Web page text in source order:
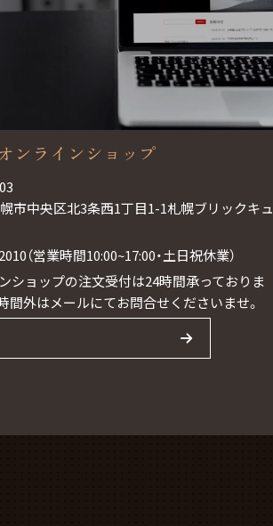
ンラインショップ
市中央区北3条西1丁目1-1札幌ブリックキュ
（営業時間10:00~17:00・土日祝休業）
ショップの注文受付は24時間承っておりま
間外はメールにてお問合せくださいませ。